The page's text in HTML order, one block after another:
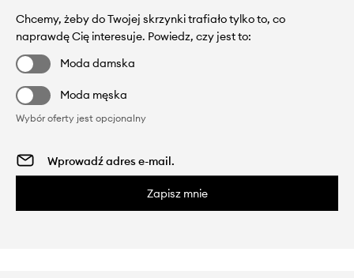
Chcemy, żeby do Twojej skrzynki trafiało tylko to, co
naprawdę Cię interesuje. Powiedz, czy jest to:
Moda damska
Moda męska
Wybór oferty jest opcjonalny
Zapisz mnie